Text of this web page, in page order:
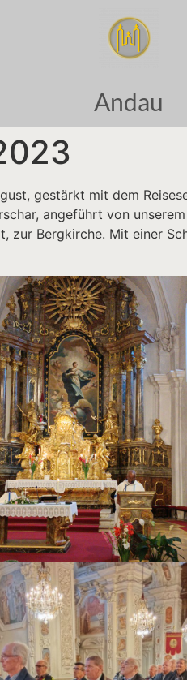
Andau
gestärkt mit dem
angeführt von
zur Bergkirche. Mit einer